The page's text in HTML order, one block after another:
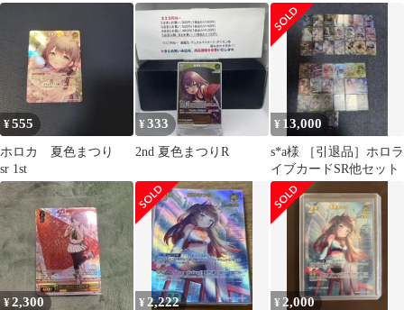
hololive hololiveカード
ドゲーム
¥555
ホロカ 夏色まつり
sr 1st
¥333
2nd 夏色まつりR
¥ 13,000
s*a様 ［引退品］ホロラ
イブカードSR他セット
¥2,300 ¥ 2,222 ¥ 2,000